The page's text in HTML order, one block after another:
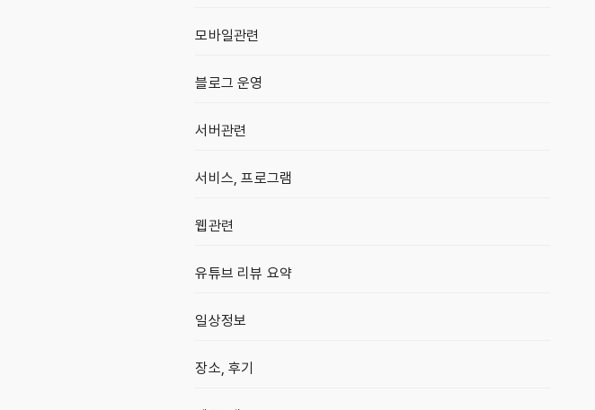
모바일관련
블로그 운영
서버관련
서비스, 프로그램
웹관련
유튜브 리뷰 요약
일상정보
장소, 후기